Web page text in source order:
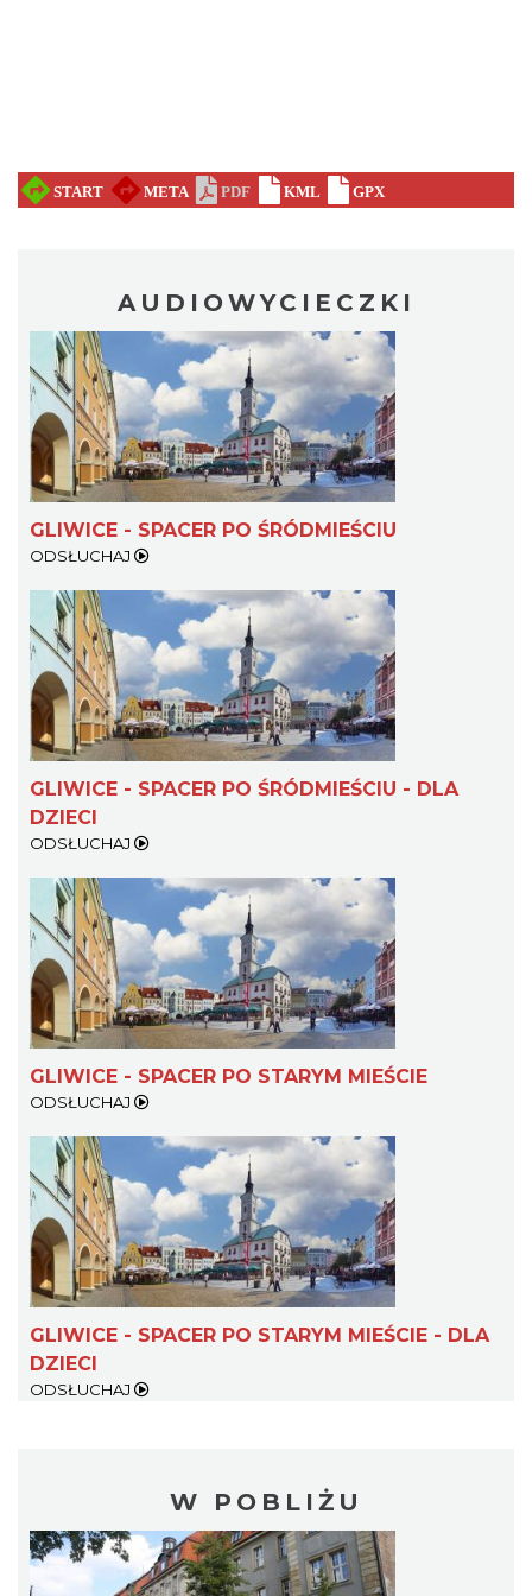
AUDIOWYCIECZKI
GLIWICE - SPACER PO ŚRÓDMIEŚCIU
ODSŁUCHAJ
GLIWICE - SPACER PO ŚRÓDMIEŚCIU - DLA
DZIECI
ODSŁUCHAJ
GLIWICE - SPACER PO STARYM MIEŚCIE
ODSŁUCHAJ
GLIWICE - SPACER PO STARYM MIEŚCIE - DLA
DZIECI
ODSŁUCHAJ
W POBLIŻU